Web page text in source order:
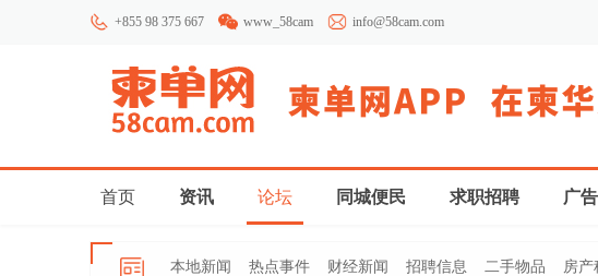
+855 98 375 667 www_58cam info@58cam.com
首页 资讯 论坛 同城便民 求职招聘 广
本地新闻 热点事件 财经新闻 招聘信息 二手物品
房产